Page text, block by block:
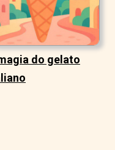
do gelato